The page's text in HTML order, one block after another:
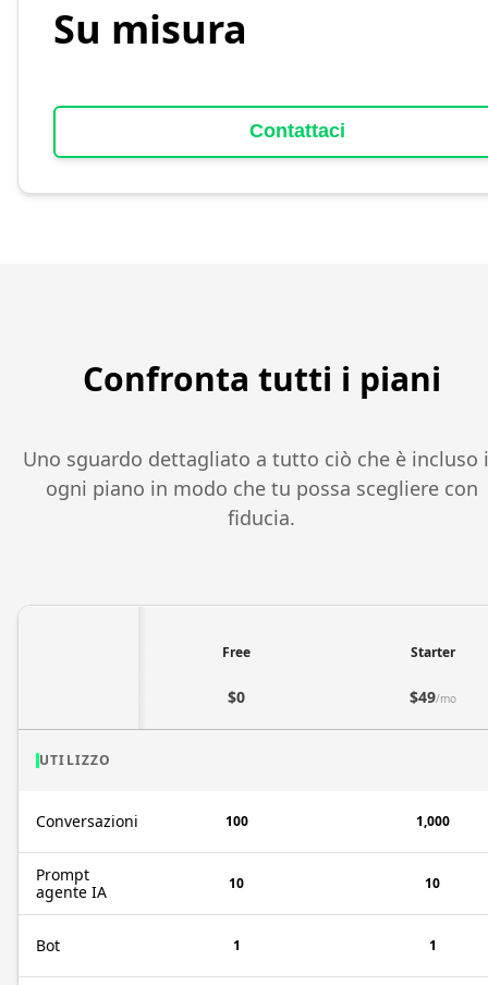
Su misura
Contattaci
Confronta tutti i piani
Uno sguardo dettagliato a tutto ciò che è incluso
ogni piano in modo che tu possa scegliere con
fiducia.
Free
$0
Starter
$49/mo
UTILIZZO
Conversazioni 100 1,000
Prompt
agente IA
10 10
Bot 1 1